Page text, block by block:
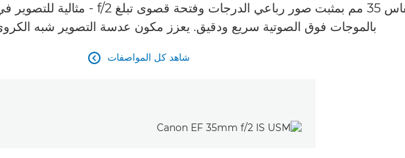
بالموجات فوق الصوتية سريع ودقيق. يعزز مكون عدسة التصوير شبه
شاهد كل المواصفات 